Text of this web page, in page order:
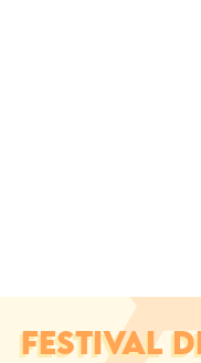
FESTIVAL